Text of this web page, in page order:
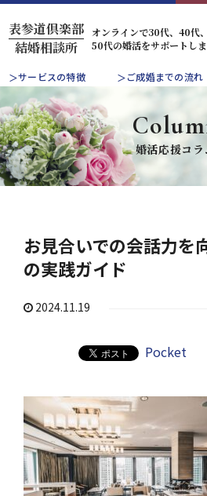
結婚相談所
表参道倶楽部
オンラインで30代、40代、
50代の婚活をサポートし
サービスの特徴 ご成婚までの流れ
婚活応援コラ
お見合いでの会話力を
の実践ガイド
2024.11.19
Pocket